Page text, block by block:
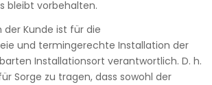
bleibt vorbehalten.
der Kunde ist für die
und termingerechte Installation der
Installationsort verantwortlich. D. h.
Sorge zu tragen, dass sowohl der